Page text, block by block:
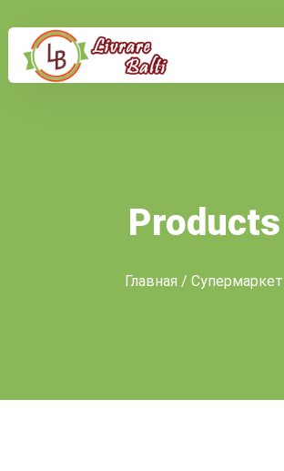
Products
Главная / Супермаркет